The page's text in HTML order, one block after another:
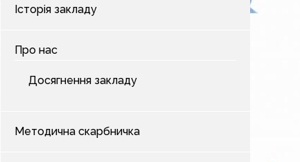
Історія закладу
Про нас
Досягнення закладу
Методична скарбничка